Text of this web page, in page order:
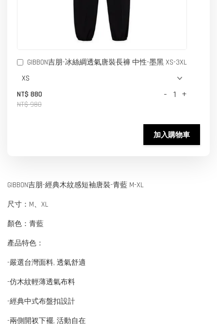
GIBBON吉朋-冰絲綢透氣唐裝長褲 中性-墨黑 XS-3XL
NT$ 880
NT$ 980
- +
加入購物車
GIBBON吉朋-經典木紋感短袖唐裝-青藍 M-XL
尺寸：M、XL
顏色：青藍
產品特色：
-嚴選台灣面料, 透氣舒適
-仿木紋輕薄透氣布料
-經典中式布盤扣設計
-兩側開衩下襬, 活動自在